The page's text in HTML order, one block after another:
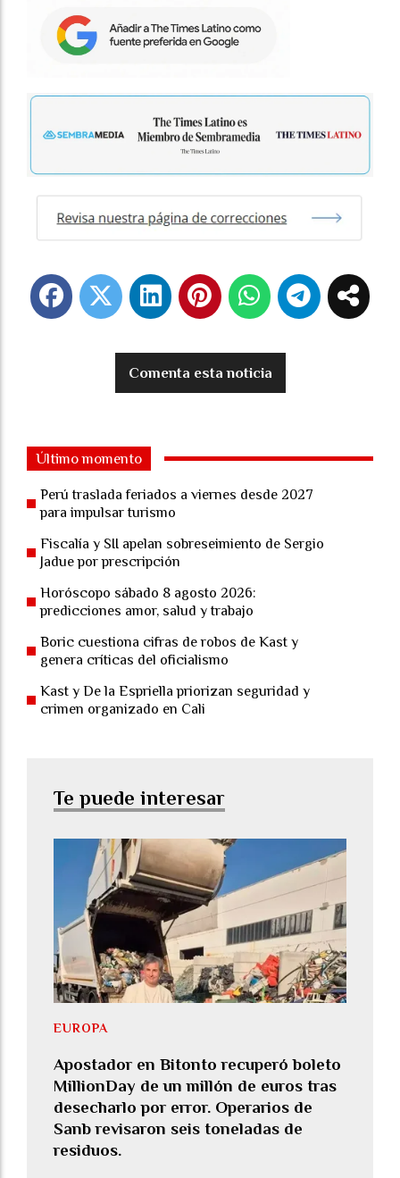
Comenta esta noticia
Último momento
Perú traslada feriados a viernes desde 2027
para impulsar turismo
Fiscalía y SII apelan sobreseimiento de Sergio
Jadue por prescripción
Horóscopo sábado 8 agosto 2026:
predicciones amor, salud y trabajo
Boric cuestiona cifras de robos de Kast y
genera críticas del oficialismo
Kast y De la Espriella priorizan seguridad y
crimen organizado en Cali
Te puede interesar
Apostador en Bitonto recuperó boleto
MillionDay de un millón de euros tras
desecharlo por error. Operarios de
Sanb revisaron seis toneladas de
residuos.
EUROPA